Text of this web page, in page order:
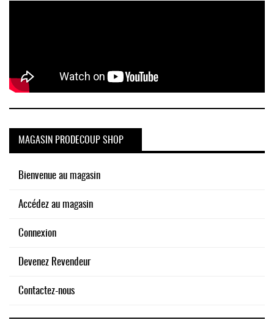
MAGASIN PRODECOUP SHOP
Bienvenue au magasin
Accédez au magasin
Connexion
Devenez Revendeur
Contactez-nous